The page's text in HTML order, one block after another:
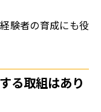
験者の育成にも役
る取組はあり